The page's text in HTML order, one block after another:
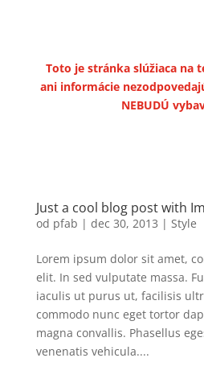
Toto je stránka slúžiaca na
ani informácie
NEBUDÚ
Just a cool blog post with
od pfab | dec 30, 2013 | Style
Lorem ipsum dolor sit amet,
elit. In sed vulputate massa.
iaculis ut purus ut, facilisis
commodo nunc eget tortor
magna convallis. Phasellus
venenatis vehicula....